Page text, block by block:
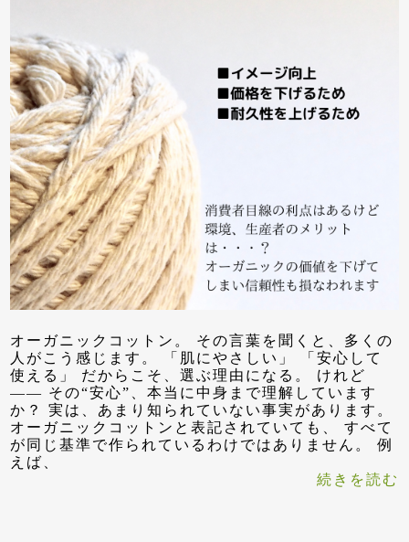
オーガニックコットン。 その言葉を聞くと、多くの
人がこう感じます。 「肌にやさしい」 「安心して
使える」 だからこそ、選ぶ理由になる。 けれど
—— その“安心”、本当に中身まで理解しています
か？ 実は、あまり知られていない事実があります。
オーガニックコットンと表記されていても、 すべて
が同じ基準で作られているわけではありません。 例
えば、
続きを読む